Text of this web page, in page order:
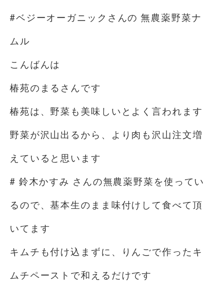
#ベジーオーガニックさんの 無農薬野菜ナ
ムル
こんばんは
椿苑のまるさんです
椿苑は、野菜も美味しいとよく言われます
野菜が沢山出るから、より肉も沢山注文増
えていると思います
# 鈴木かすみ さんの無農薬野菜を使ってい
るので、基本生のまま味付けして食べて頂
いてます
キムチも付け込まずに、りんごで作ったキ
ムチペーストで和えるだけです